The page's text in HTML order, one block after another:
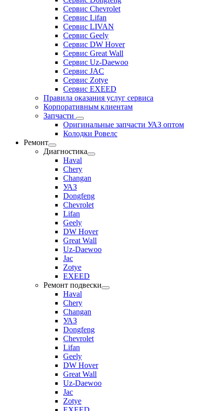
Сервис Chevrolet
Сервис Lifan
Сервис LIVAN
Сервис Geely
Сервис DW Hover
Сервис Great Wall
Сервис Uz-Daewoo
Сервис JAC
Сервис Zotye
Сервис EXEED
Правила оказания услуг сервиса
Корпоративным клиентам
Запчасти
Оригинальные запчасти УАЗ оптом
Колодки Ровелс
Ремонт
Диагностика
Haval
Chery
Changan
УАЗ
Dongfeng
Chevrolet
Lifan
Geely
DW Hover
Great Wall
Uz-Daewoo
Jac
Zotye
EXEED
Ремонт подвески
Haval
Chery
Changan
УАЗ
Dongfeng
Chevrolet
Lifan
Geely
DW Hover
Great Wall
Uz-Daewoo
Jac
Zotye